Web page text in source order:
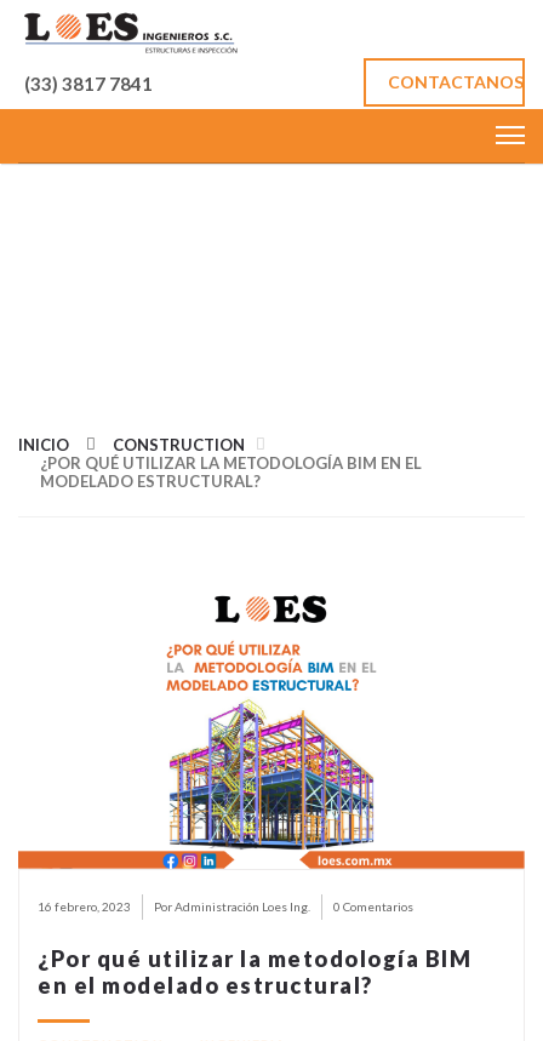
(33) 3817 7841 CONTACTANOS
INICIO
CONSTRUCTION
¿POR QUÉ UTILIZAR LA METODOLOGÍA BIM EN EL
MODELADO ESTRUCTURAL?
16 febrero, 2023 Por Administración Loes Ing. 0 Comentarios
¿Por qué utilizar la metodología BIM
en el modelado estructural?